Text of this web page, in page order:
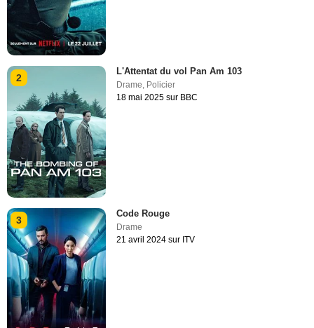
2
L'Attentat du vol Pan Am 103
Drame, Policier
18 mai 2025 sur BBC
3
Code Rouge
Drame
21 avril 2024 sur ITV